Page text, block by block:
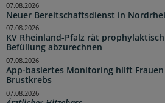
Neuer Bereitschaftsdienst in
07.08.2026
KV Rheinland-Pfalz rät
Befüllung abzurechnen
07.08.2026
App-basiertes Monitoring hilft
Brustkrebs
07.08.2026
07.08.2026